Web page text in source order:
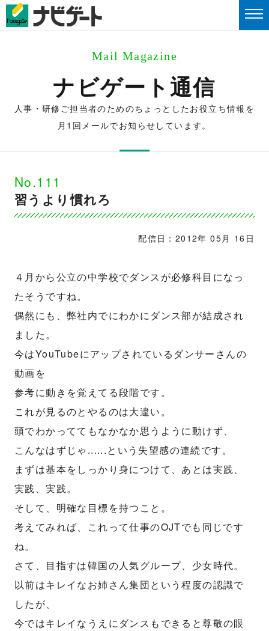
Mail Magazine
ナビゲート通信
人事・研修ご担当者のためのちょっとしたお役立ち情報を
月1回メールでお知らせしています。
No.111
習うより慣れろ
配信日：2012年 05月 16日
４月から公立の中学校でダンスが必修科目になっ
たそうですね。
偶然にも、弊社内でにわかにダンス部が結成され
ました。
今はYouTubeにアップされているダンサーさんの
動画を
参考に動きを覚えてる段階です。
これが見るのとやるのは大違い。
頭でわかっててもなかなか思うように動けず、
こんなはずじゃ......という失望感の連続です。
まずは基本をしっかり身につけて、あとは実践、
実践、実践。
そして、明確な目標を持つこと。
考えてみれば、これって仕事のOJTでも同じです
ね。
さて、目指すは韓国の人気グループ、少女時代。
以前はキレイなお姉さん集団という程度の認識で
したが、
今ではキレイなうえにダンスもできると尊敬の眼